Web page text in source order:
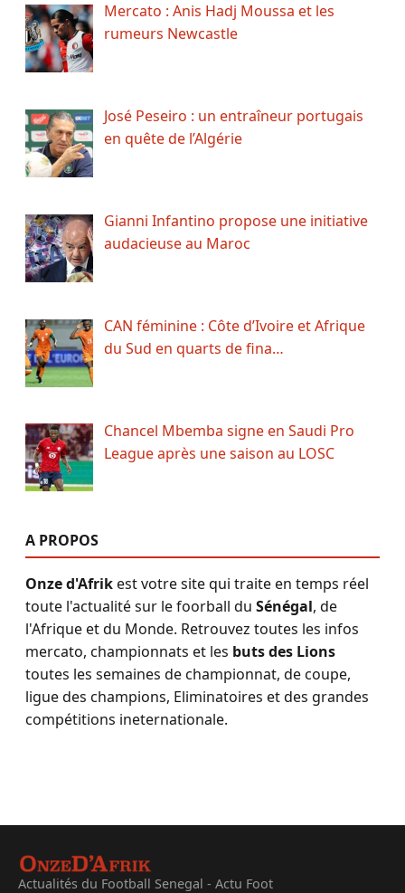
Mercato : Anis Hadj Moussa et les
rumeurs Newcastle
José Peseiro : un entraîneur portugais
en quête de l’Algérie
Gianni Infantino propose une initiative
audacieuse au Maroc
CAN féminine : Côte d’Ivoire et Afrique
du Sud en quarts de fina…
Chancel Mbemba signe en Saudi Pro
League après une saison au LOSC
A PROPOS
Onze d'Afrikest votre site qui traite en temps réel
toute l'actualité sur le foorball du Sénégal, de
l'Afrique et du Monde. Retrouvez toutes les infos
mercato, championnats et les buts des Lions
toutes les semaines de championnat, de coupe,
ligue des champions, Eliminatoires et des grandes
compétitions ineternationale.
Actualités du Football Senegal - Actu Foot